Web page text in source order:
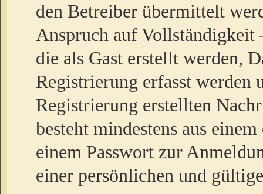
den Betreiber übermittelt
Anspruch auf
die als Gast erstellt werden,
Registrierung erfasst werden
Registrierung erstellten
besteht mindestens aus
einem Passwort zur
einer persönlichen und